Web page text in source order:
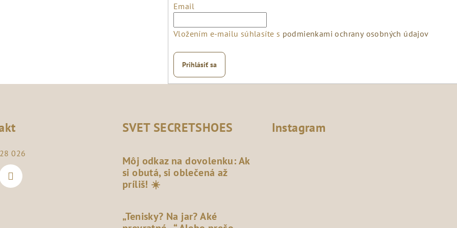
Email
Vložením e-mailu súhlasíte s podmienkami ochrany osobných údajov
Prihlásiť sa
026
SVET SECRETSHOES
Môj odkaz na dovolenku: Ak
si obutá, si oblečená až
príliš! ☀️
„Tenisky? Na jar? Aké
Instagram